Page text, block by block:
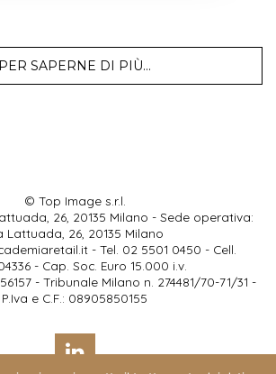
PER SAPERNE DI PIÙ...
© Top Image s.r.l.
26, 20135 Milano - Sede operativa:
Lattuada, 26, 20135 Milano
- Tel. 02 5501 0450 - Cell.
- Cap. Soc. Euro 15.000 i.v.
- Tribunale Milano n. 274481/70-71/31 -
P.Iva e C.F.: 08905850155